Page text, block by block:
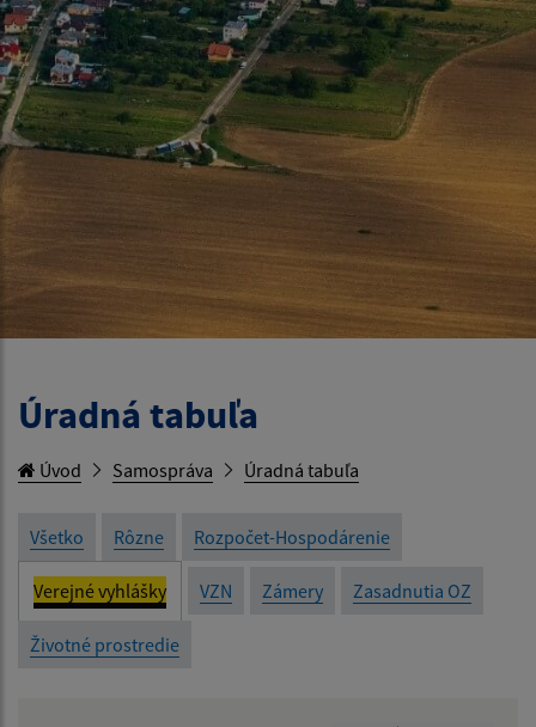
Úradná tabuľa
Úvod Samospráva Úradná tabuľa
Všetko Rôzne Rozpočet-Hospodárenie
Verejné vyhlášky VZN Zámery Zasadnutia OZ
Životné prostredie